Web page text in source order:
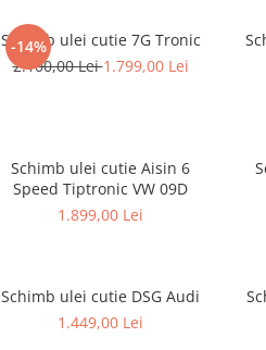
-14%
Schimb ulei cutie 7G Tronic
2.100,00 Lei1.799,00 Lei
Schimb ulei cutie Aisin 6
Speed Tiptronic VW 09D
1.899,00 Lei
Schimb ulei cutie DSG Audi
1.449,00 Lei